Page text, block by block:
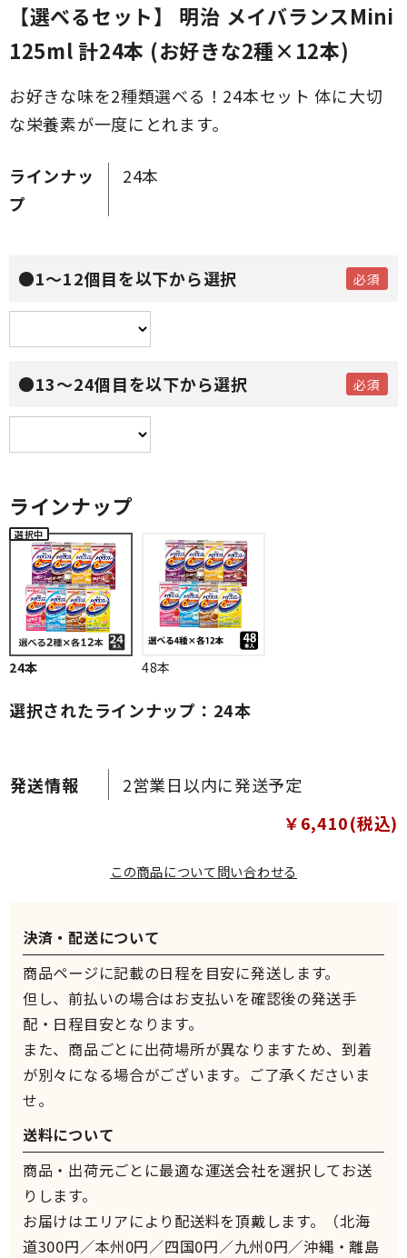
【選べるセット】 明治 メイバランスMini
125ml 計24本 (お好きな2種×12本)
お好きな味を2種類選べる！24本セット 体に大切
な栄養素が一度にとれます。
￥6,410(税込)
ラインナッ
プ
24本
2営業日以内に発送予定
●1～12個目を以下から選択
●13～24個目を以下から選択
ラインナップ
24本 48本
選択されたラインナップ：24本
この商品について問い合わせる
決済・配送について
商品ページに記載の日程を目安に発送します。
但し、前払いの場合はお支払いを確認後の発送手
配・日程目安となります。
また、商品ごとに出荷場所が異なりますため、到着
が別々になる場合がございます。ご了承くださいま
せ。
送料について
商品・出荷元ごとに最適な運送会社を選択してお送
りします。
お届けはエリアにより配送料を頂戴します。（北海
道300円／本州0円／四国0円／九州0円／沖縄・離島